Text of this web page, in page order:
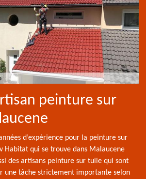
peinture sur
d’expérience pour la peinture sur
Habitat qui se trouve dans Malaucene
des artisans peinture sur tuile qui sont
une tâche strictement importante selon